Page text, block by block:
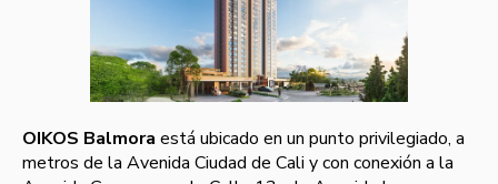
OIKOS Balmora está ubicado en un punto privilegiado, a
metros de la Avenida Ciudad de Cali y con conexión a la